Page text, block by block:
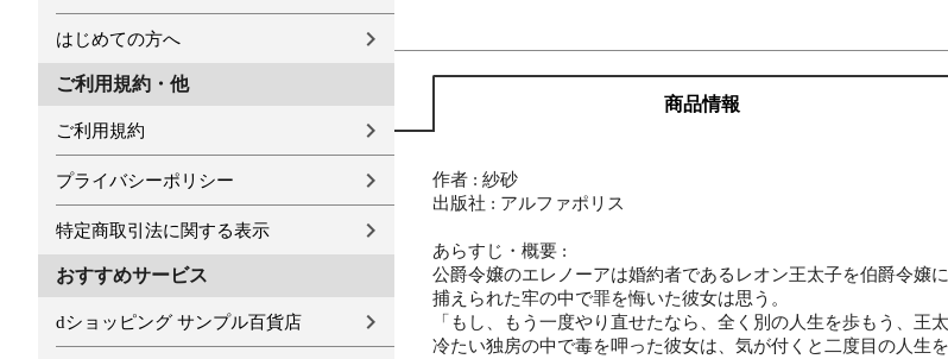
はじめての方へ
ご利用規約・他
ご利用規約
プライバシーポリシー
特定商取引法に関する表示
おすすめサービス
dショッピング サンプル百貨店
商品情報
作者 : 紗砂
出版社 : アルファポリス
あらすじ・概要 :
公爵令嬢のエレノーアは婚約者であるレオン王太子を伯爵令嬢
捕えられた牢の中で罪を悔いた彼女は思う。
「もし、もう一度やり直せたなら、全く別の人生を歩もう、王
冷たい独房の中で毒を呷った彼女は、気が付くと二度目の人生